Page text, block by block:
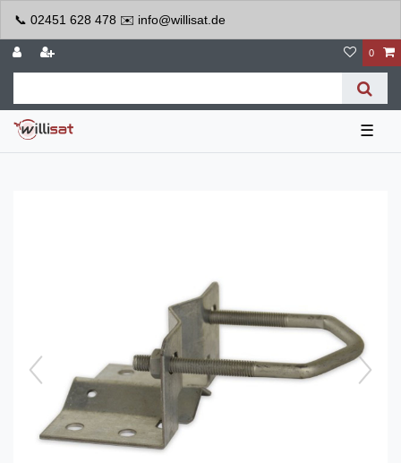
📞 02451 628 478 ✉️ info@willisat.de
0
☰